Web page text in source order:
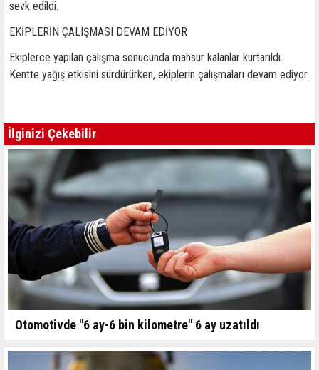
sevk edildi.
EKİPLERİN ÇALIŞMASI DEVAM EDİYOR
Ekiplerce yapılan çalışma sonucunda mahsur kalanlar kurtarıldı.
Kentte yağış etkisini sürdürürken, ekiplerin çalışmaları devam ediyor.
İlginizi Çekebilir
Otomotivde "6 ay-6 bin kilometre" 6 ay uzatıldı